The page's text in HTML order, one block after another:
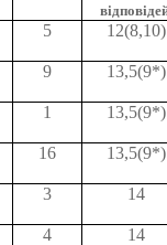
5 12(8,10)
9 13,5(9*)
1 13,5(9*)
16 13,5(9*)
3 14
4 14